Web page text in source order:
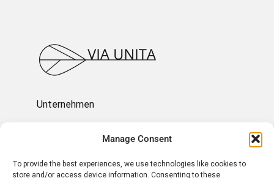
Manage Consent
To provide the best experiences, we use technologies like cookies to
store and/or access device information. Consenting to these
Unternehmen
Über uns